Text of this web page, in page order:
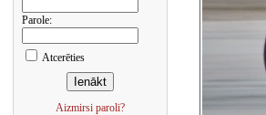
Parole:
Atcerēties
Aizmirsi paroli?